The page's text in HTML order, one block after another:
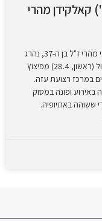
קאלקידן מהרי
עצב בעיר בעקבות הודעתו של דובר צה"ל על כי מהרי ז"ל בן ה-37, נהרג
יחד עם עידו אביב (28, מקריית ים), נהרגו אתמול (ראשון, 28.4) מפיצוץ
במרכז רצועת עזה.
באירוע ופונה במסוק
ששוהה באתיופיה.